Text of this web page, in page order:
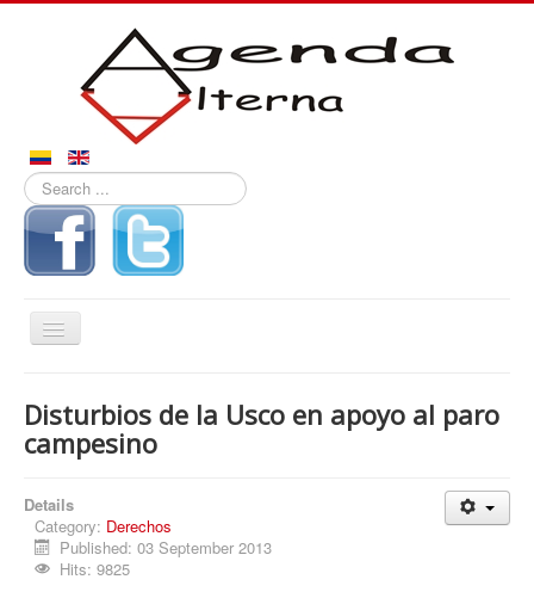
Search
...
Toggle
Navigation
Noticias
Reportajes
Procesos
Disturbios de la Usco en apoyo al paro
campesino
Details
Category: Derechos
Published: 03 September 2013
Hits: 9825